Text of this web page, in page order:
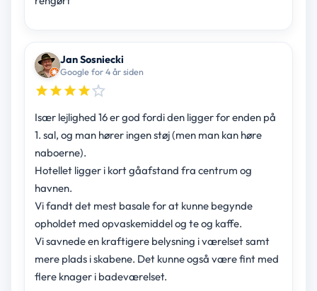
Jan Sosniecki
Google for 4 år siden
Især lejlighed 16 er god fordi den ligger for enden på
1. sal, og man hører ingen støj (men man kan høre
naboerne).
Hotellet ligger i kort gåafstand fra centrum og
havnen.
Vi fandt det mest basale for at kunne begynde
opholdet med opvaskemiddel og te og kaffe.
Vi savnede en kraftigere belysning i værelset samt
mere plads i skabene. Det kunne også være fint med
flere knager i badeværelset.